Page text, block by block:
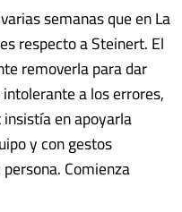
semanas que en La
respecto a Steinert. El
removerla para dar
a los errores,
en apoyarla
y con gestos
Comienza